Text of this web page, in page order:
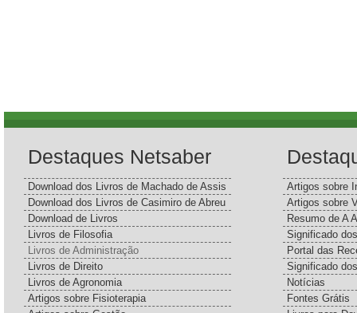
Destaques Netsaber
Download dos Livros de Machado de Assis
Download dos Livros de Casimiro de Abreu
Download de Livros
Livros de Filosofia
Livros de Administração
Livros de Direito
Livros de Agronomia
Artigos sobre Fisioterapia
Artigos sobre
Artigos sobre
Resumo de A
Significado
Portal das
Significado
Notícias
Fontes Grátis